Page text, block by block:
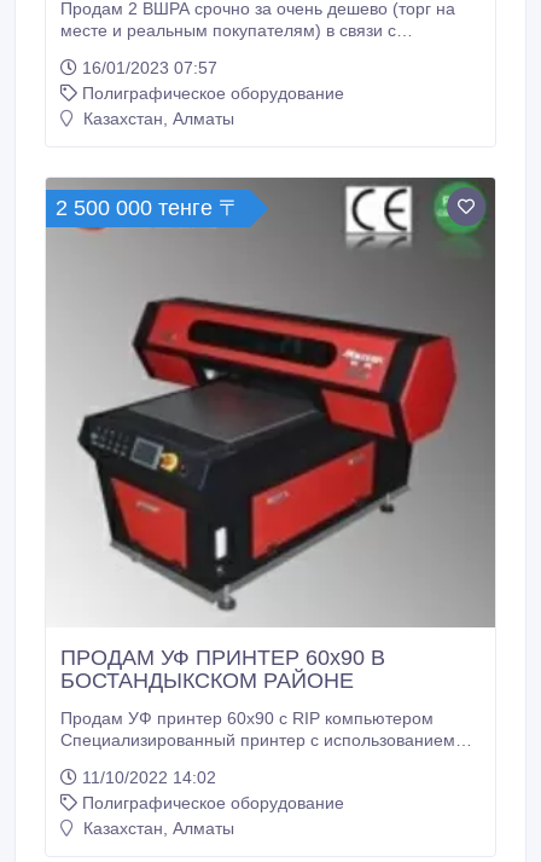
Продам 2 ВШРА срочно за очень дешево (торг на
месте и реальным покупателям) в связи с
25.02.2023. Muller Martini 1509 Brehmer
POLYGRAPH LBW 745 машины в хорошем рабочем
состоянии. Характеристики Muller Martini 1509: --
(«дедушка» Muller Martini).
16/01/2023 07:57
Полиграфическое оборудование
Казахстан, Алматы
2 500 000 тенге 〒
ПРОДАМ УФ ПРИНТЕР 60х90 В
БОСТАНДЫКСКОМ РАЙОНЕ
Продам УФ принтер 60х90 с RIP компьютером
Специализированный принтер с использованием
печати уже не новинка и хорошо зарекомендовала
себя во многих производственных отраслях, таких
как производство сувениров, печать на мебельных
11/10/2022 14:02
Полиграфическое оборудование
Казахстан, Алматы